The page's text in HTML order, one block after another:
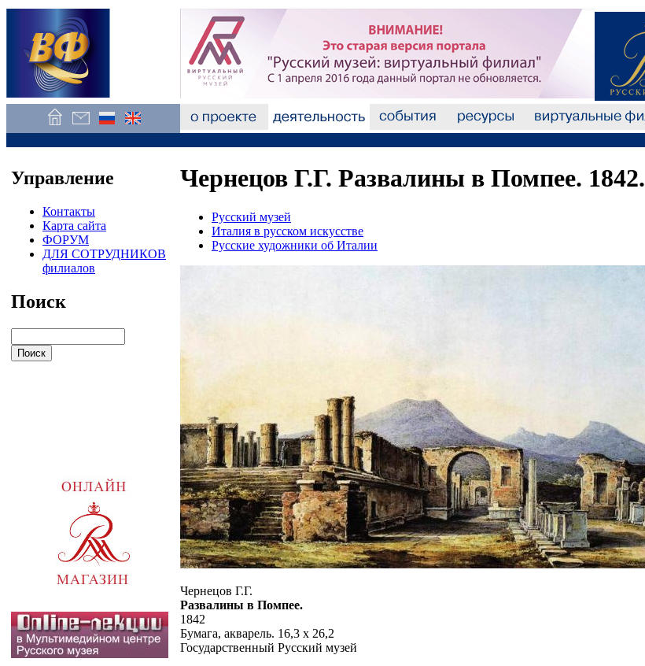
Управление
Контакты
Карта сайта
ФОРУМ
ДЛЯ СОТРУДНИКОВ
филиалов
Поиск
Чернецов Г.Г. Развалины в Помпее. 1842.
Русский музей
Италия в русском искусстве
Русские художники об Италии
Чернецов Г.Г.
Развалины в Помпее.
1842
Бумага, акварель. 16,3 х 26,2
Государственный Русский музей